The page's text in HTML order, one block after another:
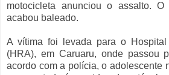
motocicleta anunciou o assalto.
acabou baleado.
A vítima foi levada para o
(HRA), em Caruaru, onde passou
acordo com a polícia, o adolescente